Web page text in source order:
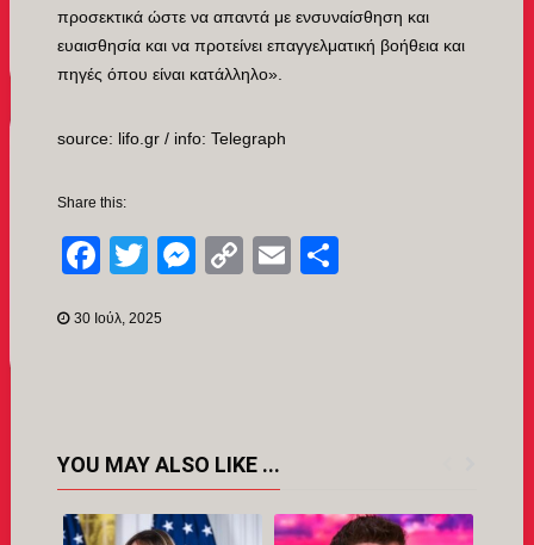
προσεκτικά ώστε να απαντά με ενσυναίσθηση και
ευαισθησία και να προτείνει επαγγελματική βοήθεια και
πηγές όπου είναι κατάλληλο».
source: lifo.gr / info: Telegraph
Share this:
Facebook
TwitterMessenger
CopyEmail
30 Ιούλ, 2025
YOU MAY ALSO LIKE ...